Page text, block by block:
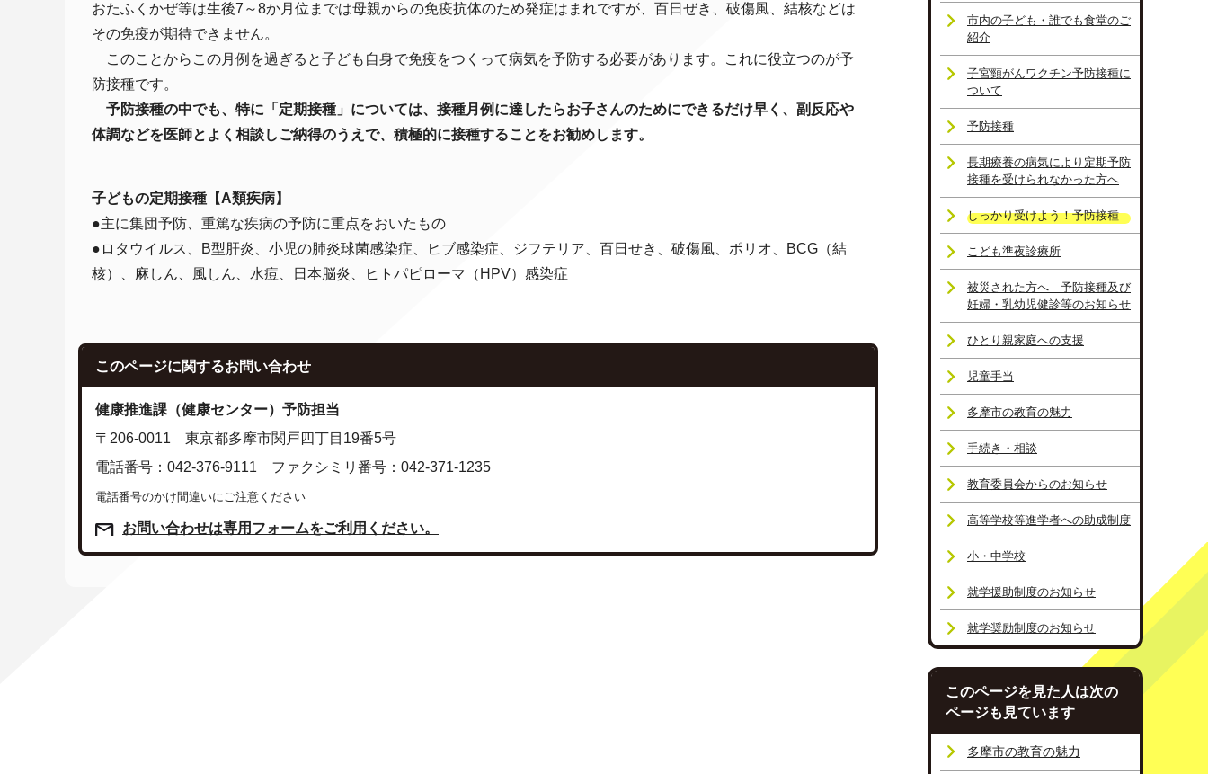
おたふくかぜ等は生後7～8か月位までは母親からの免疫抗体のため発症はまれですが、百日ぜき、破傷風、結核などは
その免疫が期待できません。
このことからこの月例を過ぎると子ども自身で免疫をつくって病気を予防する必要があります。これに役立つのが予
防接種です。
予防接種の中でも、特に「定期接種」については、接種月例に達したらお子さんのためにできるだけ早く、副反応や
体調などを医師とよく相談しご納得のうえで、積極的に接種することをお勧めします。
子どもの定期接種【A類疾病】
●主に集団予防、重篤な疾病の予防に重点をおいたもの
●ロタウイルス、B型肝炎、小児の肺炎球菌感染症、ヒブ感染症、ジフテリア、百日せき、破傷風、ポリオ、BCG（結
核）、麻しん、風しん、水痘、日本脳炎、ヒトパピローマ（HPV）感染症
このページに関するお問い合わせ
健康推進課（健康センター）予防担当
〒206-0011 東京都多摩市関戸四丁目19番5号
電話番号：042-376-9111 ファクシミリ番号：042-371-1235
電話番号のかけ間違いにご注意ください
お問い合わせは専用フォームをご利用ください。
市内の子ども・誰でも食堂のご
紹介
子宮頸がんワクチン予防接種に
ついて
予防接種
長期療養の病気により定期予防
接種を受けられなかった方へ
しっかり受けよう！予防接種
こども準夜診療所
被災された方へ 予防接種及び
妊婦・乳幼児健診等のお知らせ
ひとり親家庭への支援
児童手当
多摩市の教育の魅力
手続き・相談
教育委員会からのお知らせ
高等学校等進学者への助成制度
小・中学校
就学援助制度のお知らせ
就学奨励制度のお知らせ
このページを見た人は次の
ページも見ています
多摩市の教育の魅力